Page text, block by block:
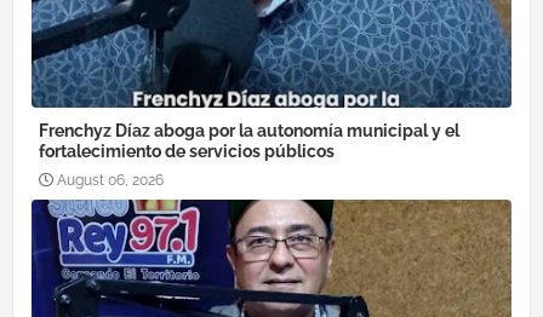
Frenchyz Díaz aboga por la autonomía municipal y el
fortalecimiento de servicios públicos
August 06, 2026